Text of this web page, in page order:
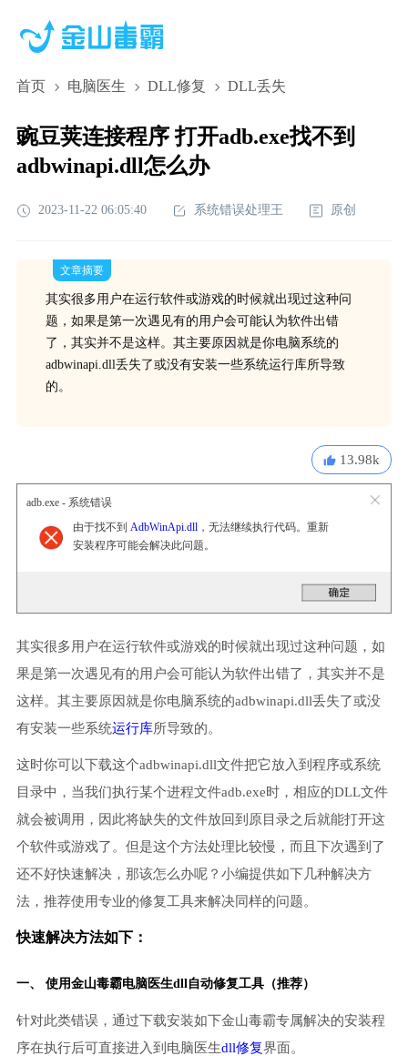
首页 电脑医生 DLL修复 DLL丢失
豌豆荚连接程序 打开adb.exe找不到
adbwinapi.dll怎么办
2023-11-22 06:05:40 系统错误处理王 原创
文章摘要
其实很多用户在运行软件或游戏的时候就出现过这种问
题，如果是第一次遇见有的用户会可能认为软件出错
了，其实并不是这样。其主要原因就是你电脑系统的
adbwinapi.dll丢失了或没有安装一些系统运行库所导致
的。
13.98k
adb.exe - 系统错误
由于找不到 AdbWinApi.dll，无法继续执行代码。重新
安装程序可能会解决此问题。
其实很多用户在运行软件或游戏的时候就出现过这种问题，如
果是第一次遇见有的用户会可能认为软件出错了，其实并不是
这样。其主要原因就是你电脑系统的adbwinapi.dll丢失了或没
有安装一些系统运行库所导致的。
这时你可以下载这个adbwinapi.dll文件把它放入到程序或系统
目录中，当我们执行某个进程文件adb.exe时，相应的DLL文件
就会被调用，因此将缺失的文件放回到原目录之后就能打开这
个软件或游戏了。但是这个方法处理比较慢，而且下次遇到了
还不好快速解决，那该怎么办呢？小编提供如下几种解决方
法，推荐使用专业的修复工具来解决同样的问题。
快速解决方法如下：
一、 使用金山毒霸电脑医生dll自动修复工具（推荐）
针对此类错误，通过下载安装如下金山毒霸专属解决的安装程
序在执行后可直接进入到电脑医生dll修复界面。